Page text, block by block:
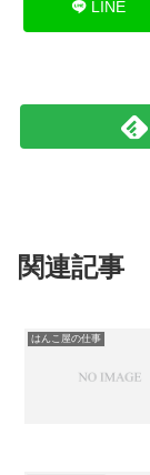
LINE
関連記事
はんこ屋の仕事